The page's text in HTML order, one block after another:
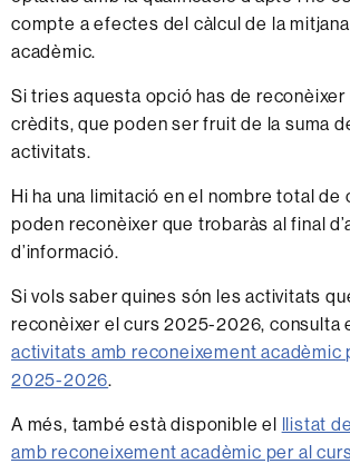
compte a efectes del càlcul de la
acadèmic.
Si tries aquesta opció has de reconèixer
crèdits, que poden ser fruit de la suma
activitats.
Hi ha una limitació en el nombre total de
poden reconèixer que trobaràs al final
d’informació.
Si vols saber quines són les activitats
reconèixer el curs 2025-2026, consulta
activitats amb reconeixement acadèmic
2025-2026.
A més, també està disponible el llistat
amb reconeixement acadèmic per al